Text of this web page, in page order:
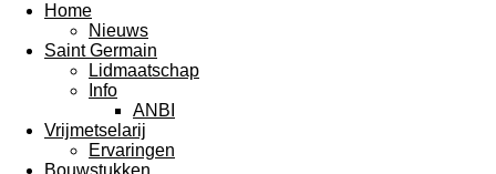
Home
Nieuws
Saint Germain
Lidmaatschap
Info
ANBI
Vrijmetselarij
Ervaringen
Bouwstukken